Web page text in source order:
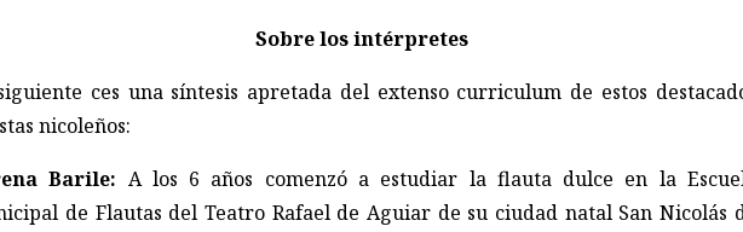
Sobre los intérpretes
ces una síntesis apretada del extenso curriculum de estos
nicoleños:
Barile: A los 6 años comenzó a estudiar la flauta dulce en la
de Flautas del Teatro Rafael de Aguiar de su ciudad natal San Nicolás